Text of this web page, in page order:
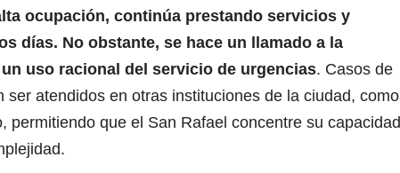
ocupación, continúa prestando servicios y
días. No obstante, se hace un llamado a la
uso racional del servicio de urgencias. Casos de
ser atendidos en otras instituciones de la ciudad, como
permitiendo que el San Rafael concentre su capacidad